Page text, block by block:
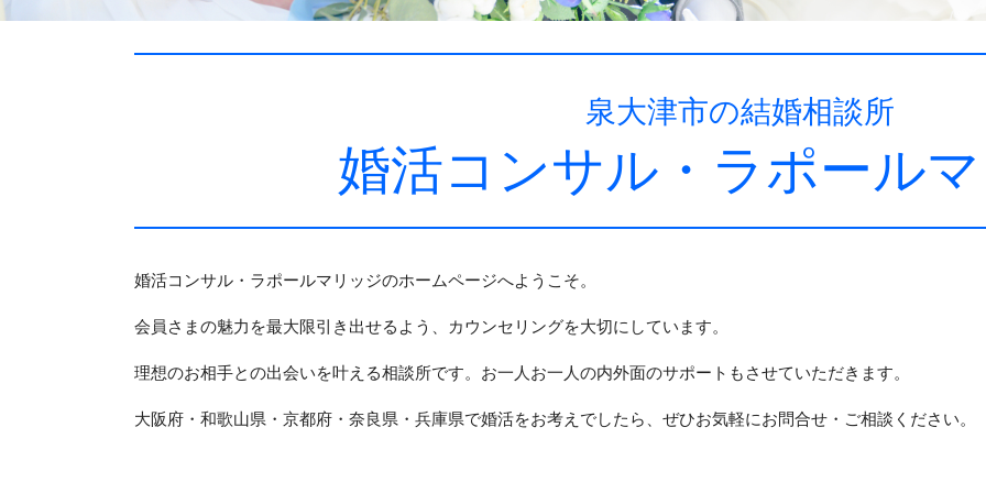
泉大津市の結婚相談所
婚活コンサル・ラポール
婚活コンサル・ラポールマリッジのホームページへようこそ。
会員さまの魅力を最大限引き出せるよう、カウンセリングを大切にしています。
理想のお相手との出会いを叶える相談所です。お一人お一人の内外面のサポートもさせていただきます。
大阪府・和歌山県・京都府・奈良県・兵庫県で婚活をお考えでしたら、ぜひお気軽にお問合せ・ご相談ください。